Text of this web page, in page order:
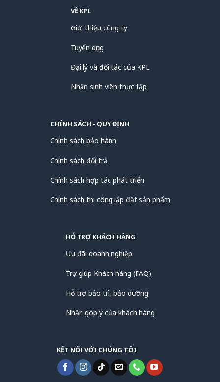
VỀ KPL
Giới thiệu công ty
Tuyển dụng
Đại lý và đối tác của KPL
Nhận sinh viên thực tập
CHÍNH SÁCH - QUY ĐỊNH
Chính sách bảo hành
Chính sách đổi trả
Chính sách hợp tác phát triển
Chính sách thi công lắp đặt sản phẩm
HỖ TRỢ KHÁCH HÀNG
Ưu đãi doanh nghiệp
Trợ giúp Khách hàng (FAQ)
Hỗ trợ bảo trì, bảo dưỡng
Nhận góp ý của khách hàng
KẾT NỐI VỚI CHÚNG TÔI